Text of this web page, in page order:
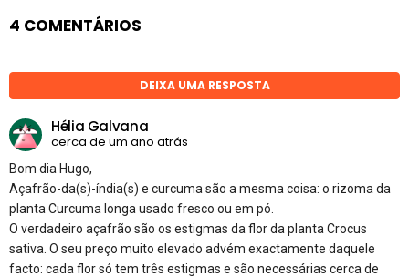
4 COMENTÁRIOS
DEIXA UMA RESPOSTA
Hélia Galvana
cerca de um ano atrás
Bom dia Hugo,
Açafrão-da(s)-índia(s) e curcuma são a mesma coisa: o rizoma da
planta Curcuma longa usado fresco ou em pó.
O verdadeiro açafrão são os estigmas da flor da planta Crocus
sativa. O seu preço muito elevado advém exactamente daquele
facto: cada flor só tem três estigmas e são necessárias cerca de